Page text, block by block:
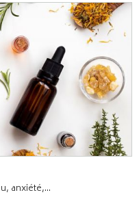
anxiété,...